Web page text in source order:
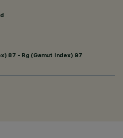
87 - Rg (Gamut Index) 97